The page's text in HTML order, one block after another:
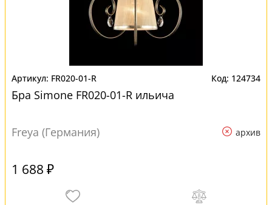
FR020-01-R 124734
Бра Simone FR020-01-R ильича
Freya (Германия) архив
1 688 ₽